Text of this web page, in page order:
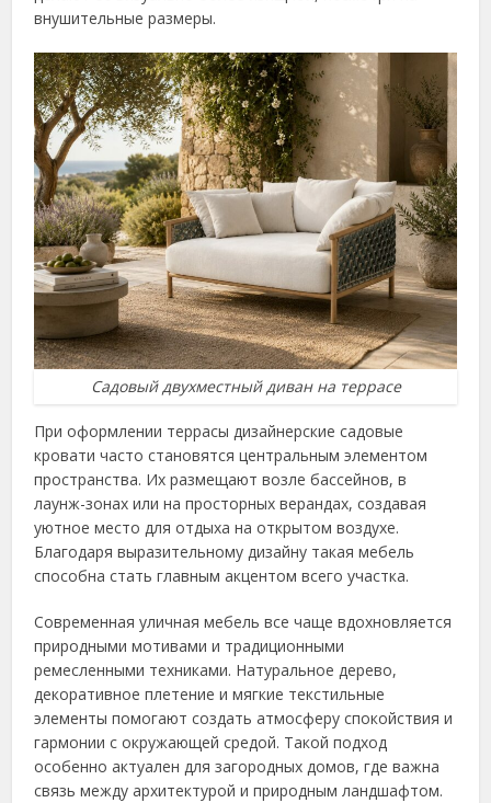
внушительные размеры.
Садовый двухместный диван на террасе
При оформлении террасы дизайнерские садовые
кровати часто становятся центральным элементом
пространства. Их размещают возле бассейнов, в
лаунж-зонах или на просторных верандах, создавая
уютное место для отдыха на открытом воздухе.
Благодаря выразительному дизайну такая мебель
способна стать главным акцентом всего участка.
Современная уличная мебель все чаще вдохновляется
природными мотивами и традиционными
ремесленными техниками. Натуральное дерево,
декоративное плетение и мягкие текстильные
элементы помогают создать атмосферу спокойствия и
гармонии с окружающей средой. Такой подход
особенно актуален для загородных домов, где важна
связь между архитектурой и природным ландшафтом.